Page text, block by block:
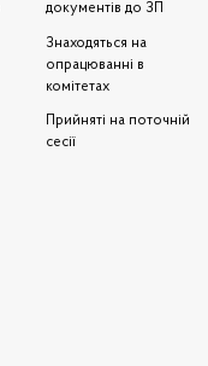
документів до ЗП
Знаходяться на
опрацюванні в
комітетах
Прийняті на поточній
сесії